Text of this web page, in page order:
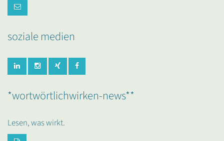
soziale medien
*wortwörtlichwirken-news**
Lesen, was wirkt.